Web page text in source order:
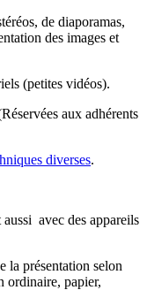
de diaporamas,
des images et
(petites vidéos).
aux adhérents
diverses.
avec des appareils
la présentation selon
ordinaire, papier,